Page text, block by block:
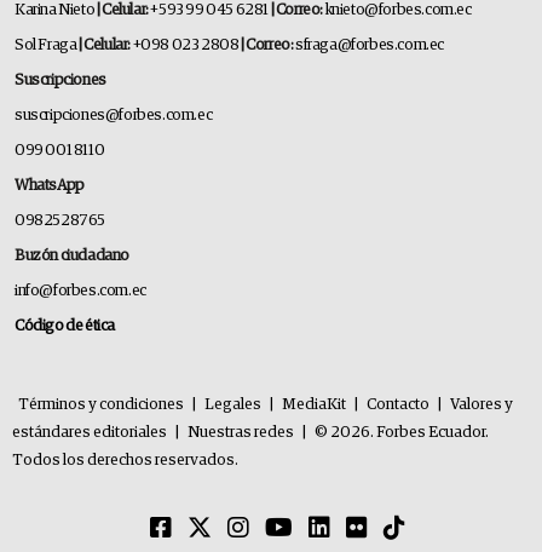
Karina Nieto | Celular:+593 99 045 6281 | Correo:knieto@forbes.com.ec
Sol Fraga| Celular:+098 023 2808 | Correo:sfraga@forbes.com.ec
Suscripciones
suscripciones@forbes.com.ec
099 001 8110
WhatsApp
0982528765
Buzón ciudadano
info@forbes.com.ec
Código de ética
Términos y condiciones Legales MediaKit Contacto
Valores y
estándares editoriales
Nuestras redes
© 2026. Forbes Ecuador.
Todos los derechos reservados.